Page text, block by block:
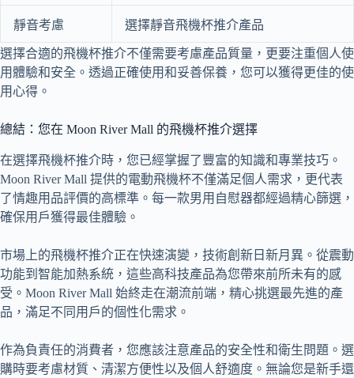
靜音考慮 選擇靜音飛機杯推介產品
選擇合適的飛機杯推介不僅需要考慮產品質量，更要注重個人使
用體驗和安全。透過正確使用和妥善保養，您可以獲得更佳的使
用心得。
總結：您在 Moon River Mall 的飛機杯推介選擇
在選擇飛機杯推介時，您已經掌握了豐富的知識和專業技巧。
Moon River Mall 提供的電動飛機杯不僅滿足個人需求，更代表
了情趣用品評價的高標準。每一款男用自慰器都經過精心篩選，
確保用戶獲得最佳體驗。
市場上的飛機杯推介正在快速演變，技術創新日新月異。從震動
功能到智能加熱系統，這些高科技產品為您帶來前所未有的感
受。Moon River Mall 始終走在潮流前端，精心挑選最先進的產
品，滿足不同用戶的個性化需求。
作為負責任的消費者，您應該注意產品的安全性和衛生問題。選
購時要考慮材質、清潔方便性以及個人舒適度。無論您是新手還